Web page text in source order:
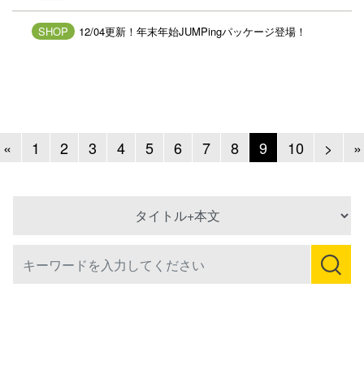
SHOP 12/04更新！年末年始JUMPingパッケージ登場！
«Previous
1 2 3 4 5 6 7 8 9 10 > Next
»